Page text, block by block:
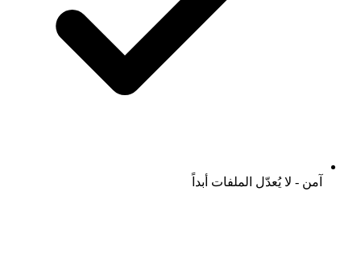
آمن - لا يُعدّل الملفات أبداً